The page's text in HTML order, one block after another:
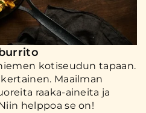
kotiseudun tapaan.
Maailman
raaka-aineita ja
helppoa se on!